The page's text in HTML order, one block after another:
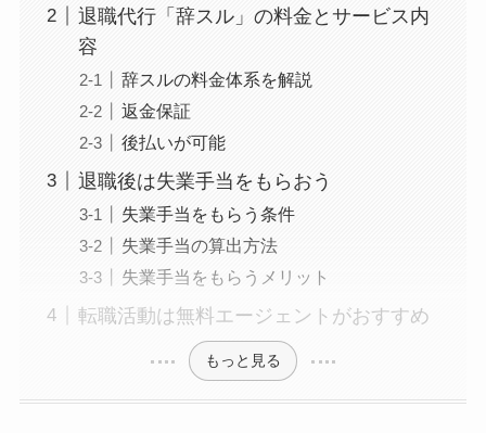
退職代行「辞スル」の料金とサービス内
容
辞スルの料金体系を解説
返金保証
後払いが可能
退職後は失業手当をもらおう
失業手当をもらう条件
失業手当の算出方法
失業手当をもらうメリット
転職活動は無料エージェントがおすすめ
もっと見る